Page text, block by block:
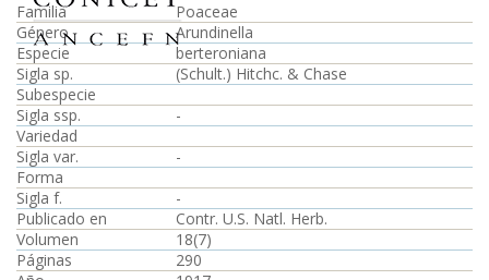
Familia
Poaceae
Género
Arundinella
Especie
berteroniana
Sigla sp.
(Schult.) Hitchc. & Chase
Subespecie
Sigla ssp.
-
Variedad
Sigla var.
-
Forma
Sigla f.
-
Publicado en
Contr. U.S. Natl. Herb.
Volumen
18(7)
Páginas
290